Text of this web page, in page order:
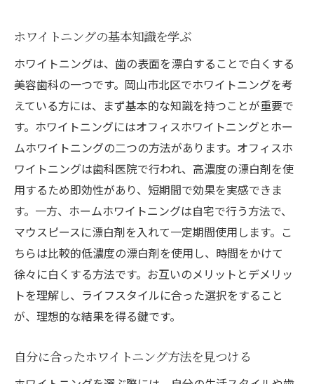
プロが教えるホワイトニングの魅力とその効果
専門家が語るホワイトニングの利点
即効性のあるホワイトニング効果
長期間持続する白さの秘訣
個人のニーズに合わせた施術プラン
安全性を重視したホワイトニング技術
体験者の声から知るホワイトニングの満足
度
初めてのホワイトニングでも安心！岡山市北区
の歯医者での施術の流れ
初回カウンセリングでの流れ
最新機器を用いた安心の施術
施術前後のケアについて
施術後のフォローアップ体制
ホワイトニングの基本知識を学ぶ
ホワイトニングは、歯の表面を漂白することで白くする
美容歯科の一つです。岡山市北区でホワイトニングを考
えている方には、まず基本的な知識を持つことが重要で
す。ホワイトニングにはオフィスホワイトニングとホー
ムホワイトニングの二つの方法があります。オフィスホ
ワイトニングは歯科医院で行われ、高濃度の漂白剤を使
用するため即効性があり、短期間で効果を実感できま
す。一方、ホームホワイトニングは自宅で行う方法で、
マウスピースに漂白剤を入れて一定期間使用します。こ
ちらは比較的低濃度の漂白剤を使用し、時間をかけて
徐々に白くする方法です。お互いのメリットとデメリッ
トを理解し、ライフスタイルに合った選択をすること
が、理想的な結果を得る鍵です。
自分に合ったホワイトニング方法を見つける